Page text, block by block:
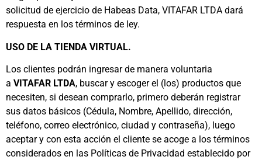
solicitud de ejercicio de Habeas Data, VITAFAR LTDA dará
respuesta en los términos de ley.
USO DE LA TIENDA VIRTUAL.
Los clientes podrán ingresar de manera voluntaria
a VITAFAR LTDA, buscar y escoger el (los) productos que
necesiten, si desean comprarlo, primero deberán registrar
sus datos básicos (Cédula, Nombre, Apellido, dirección,
teléfono, correo electrónico, ciudad y contraseña), luego
aceptar y con esta acción el cliente se acoge a los términos
considerados en las Políticas de Privacidad establecido por